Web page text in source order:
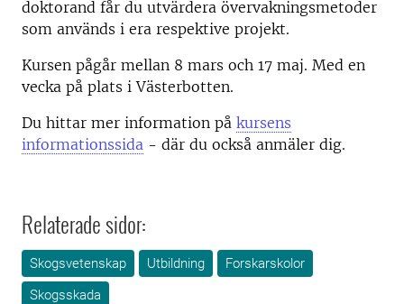
doktorand får du utvärdera övervakningsmetoder
som används i era respektive projekt.
Kursen pågår mellan 8 mars och 17 maj. Med en
vecka på plats i Västerbotten.
Du hittar mer information på kursens
informationssida - där du också anmäler dig.
Relaterade sidor:
Skogsvetenskap Utbildning
Forskarskolor
Skogsskada